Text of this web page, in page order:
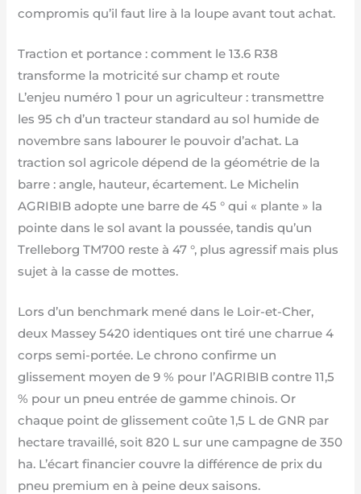
compromis qu’il faut lire à la loupe avant tout achat.
Traction et portance : comment le 13.6 R38
transforme la motricité sur champ et route
L’enjeu numéro 1 pour un agriculteur : transmettre
les 95 ch d’un tracteur standard au sol humide de
novembre sans labourer le pouvoir d’achat. La
traction sol agricole dépend de la géométrie de la
barre : angle, hauteur, écartement. Le Michelin
AGRIBIB adopte une barre de 45 ° qui « plante » la
pointe dans le sol avant la poussée, tandis qu’un
Trelleborg TM700 reste à 47 °, plus agressif mais plus
sujet à la casse de mottes.
Lors d’un benchmark mené dans le Loir-et-Cher,
deux Massey 5420 identiques ont tiré une charrue 4
corps semi-portée. Le chrono confirme un
glissement moyen de 9 % pour l’AGRIBIB contre 11,5
% pour un pneu entrée de gamme chinois. Or
chaque point de glissement coûte 1,5 L de GNR par
hectare travaillé, soit 820 L sur une campagne de 350
ha. L’écart financier couvre la différence de prix du
pneu premium en à peine deux saisons.